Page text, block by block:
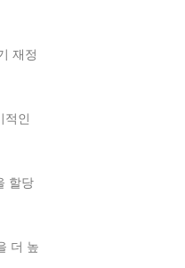
재정
적인
할당
더 높